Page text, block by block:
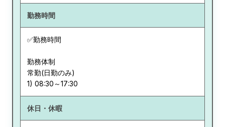
勤務時間
✅勤務時間
勤務体制
常勤(日勤のみ)
休日・休暇